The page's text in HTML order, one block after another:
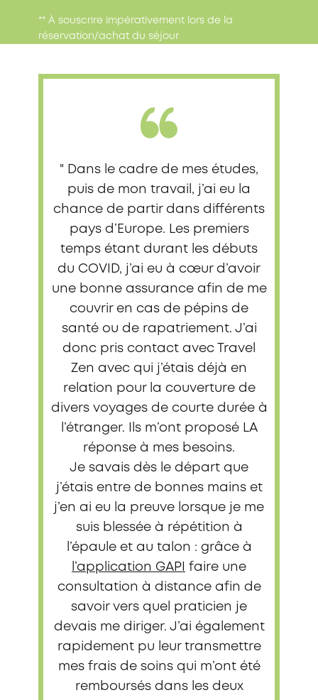
** À souscrire impérativement lors de la
réservation/achat du séjour
" Dans le cadre de mes études,
puis de mon travail, j’ai eu la
chance de partir dans différents
pays d’Europe. Les premiers
temps étant durant les débuts
du COVID, j’ai eu à cœur d’avoir
une bonne assurance afin de me
couvrir en cas de pépins de
santé ou de rapatriement. J’ai
donc pris contact avec Travel
Zen avec qui j’étais déjà en
relation pour la couverture de
divers voyages de courte durée à
l’étranger. Ils m’ont proposé LA
réponse à mes besoins.
Je savais dès le départ que
j’étais entre de bonnes mains et
j’en ai eu la preuve lorsque je me
suis blessée à répétition à
l’épaule et au talon : grâce à
l’application GAPI
faire une
consultation à distance afin de
savoir vers quel praticien je
devais me diriger. J’ai également
rapidement pu leur transmettre
mes frais de soins qui m’ont été
remboursés dans les deux